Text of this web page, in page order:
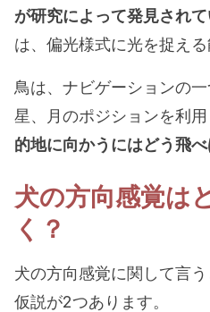
が研究によって発見され
は、偏光様式に光を捉える
鳥は、ナビゲーションの
星、月のポジションを利用
的地に向かうにはどう飛
犬の方向感覚は
く？
犬の方向感覚に関して言
仮説が2つあります。